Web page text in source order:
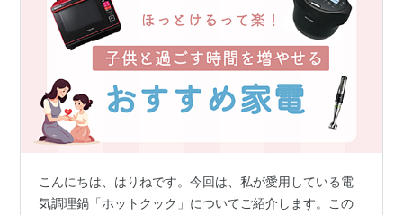
こんにちは、はりねです。今回は、私が愛用している電
気調理鍋「ホットクック」についてご紹介します。この